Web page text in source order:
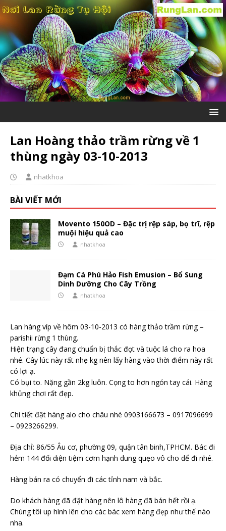
Lan Hoàng thảo trầm rừng về 1
thùng ngày 03-10-2013
nhatkhoa
BÀI VIẾT MỚI
Movento 150OD – Đặc trị rệp sáp, bọ trĩ, rệp
muội hiệu quả cao
nhatkhoa
Đạm Cá Phú Hảo Fish Emusion – Bổ Sung
Dinh Dưỡng Cho Cây Trồng
nhatkhoa
Lan hàng víp về hôm 03-10-2013 có hàng thảo trầm rừng –
parishii rừng 1 thùng.
Hiện trạng cây đang chuẩn bị thắc đọt và tuộc lá cho ra hoa
nhé. Cây lúc này rất nhẹ kg nên lấy hàng vào thời điểm này rất
có lợi ạ.
Có bụi to. Nặng gần 2kg luôn. Cọng to hơn ngón tay cái. Hàng
khủng chơi rất đẹp.
Chi tiết đặt hàng alo cho châu nhé 0903166673 – 0917096699
– 0923266299.
Địa chỉ: 86/55 Âu cơ, phường 09, quận tân binh,TPHCM. Bác đi
hẻm 144 đối diện tiệm cơm hạnh dung quẹo vô cho dể đi nhé.
Hàng bán ra có chuyển đi các tỉnh nam và bắc.
Do khách hàng đã đặt hàng nên lô hàng đã bán hết rồi ạ.
Chúng tôi up hình lên cho các bác xem hàng đẹp như thế nào
nha.